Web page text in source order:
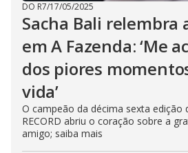
DO R7/17/05/2025
Sacha Bali relembra
em A Fazenda: ‘Me
dos piores
vida’
O campeão da décima sexta edição
RECORD abriu o coração sobre a
amigo; saiba mais